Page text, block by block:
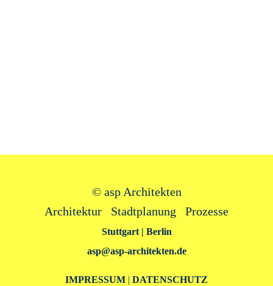
© asp Architekten
Architektur Stadtplanung Prozesse
Stuttgart | Berlin
asp@asp‑architekten.de
IMPRESSUM | DATENSCHUTZ